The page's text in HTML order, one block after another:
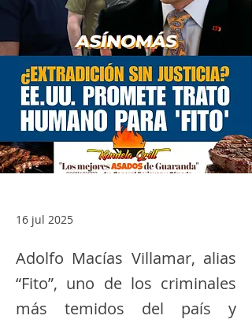
16 jul 2025
Adolfo Macías Villamar, alias
“Fito”, uno de los criminales
más temidos del país y